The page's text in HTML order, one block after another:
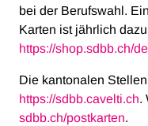
bei der Berufswahl.
Karten ist jährlich
https://shop.sdbb.ch/
Die kantonalen
https://sdbb.cavelti.ch.
sdbb.ch/postkarten.